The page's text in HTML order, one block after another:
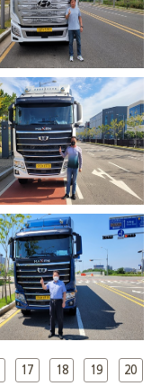
17 18 19 20